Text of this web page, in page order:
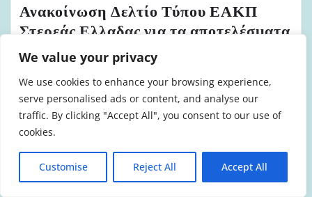
We value your privacy
We use cookies to enhance your browsing experience,
serve personalised ads or content, and analyse our
traffic. By clicking "Accept All", you consent to our use of
cookies.
Customise Reject All Accept All
Ανακοίνωση Δελτίο Τύπου ΕΑΚΠ
Στερεάς Ελλαδας για τα αποτελέσματα
των εκλογών της ΕΥΠΣ Στερεάς
Ελλάδας 2025
admin Απρ 9, 2025
ΑΝΑΚΟΙΝΏΣΕΙΣ ΕΑΚΠ